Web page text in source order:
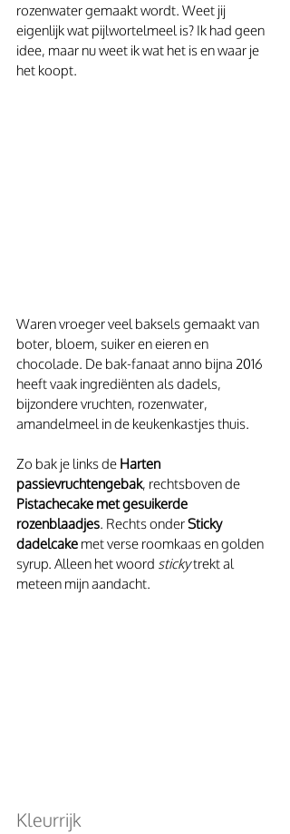
rozenwater gemaakt wordt. Weet jij
eigenlijk wat pijlwortelmeel is? Ik had geen
idee, maar nu weet ik wat het is en waar je
het koopt.
Waren vroeger veel baksels gemaakt van
boter, bloem, suiker en eieren en
chocolade. De bak-fanaat anno bijna 2016
heeft vaak ingrediënten als dadels,
bijzondere vruchten, rozenwater,
amandelmeel in de keukenkastjes thuis.
Zo bak je links de Harten
passievruchtengebak, rechtsboven de
Pistachecake met gesuikerde
rozenblaadjes. Rechts onder Sticky
dadelcake met verse roomkaas en golden
syrup. Alleen het woord sticky trekt al
meteen mijn aandacht.
Kleurrijk